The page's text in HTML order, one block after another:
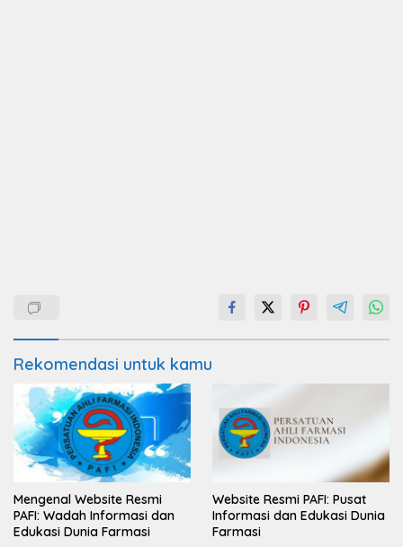
Rekomendasi untuk kamu
Mengenal Website Resmi
PAFI: Wadah Informasi dan
Edukasi Dunia Farmasi
Website Resmi PAFI: Pusat
Informasi dan Edukasi Dunia
Farmasi